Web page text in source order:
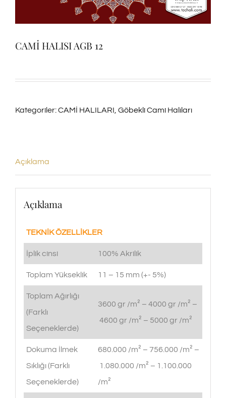
CAMİ HALISI AGB 12
Kategoriler:CAMİ HALILARI, Göbekli Cami Halıları
Açıklama
Açıklama
TEKNİK ÖZELLİKLER
İplik cinsi 100% Akrilik
Toplam Yükseklik 11 – 15 mm (+- 5%)
Toplam Ağırlığı
(Farklı
Seçeneklerde)
3600 gr /m² – 4000 gr /m² –
4600 gr /m² – 5000 gr /m²
Dokuma İlmek
Sıklığı (Farklı
Seçeneklerde)
680.000 /m² – 756.000 /m² –
1.080.000 /m² – 1.100.000
/m²